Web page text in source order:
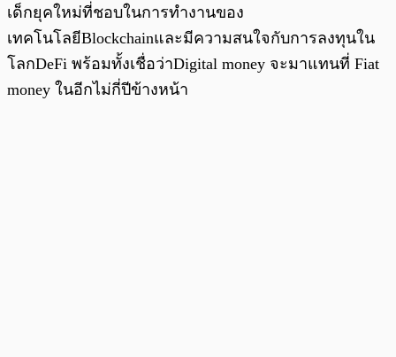
เด็กยุคใหม่ที่ชอบในการทำงานของ
เทคโนโลยีBlockchainและมีความสนใจกับการลงทุนใน
โลกDeFi พร้อมทั้งเชื่อว่าDigital money จะมาแทนที่ Fiat
money ในอีกไม่กี่ปีข้างหน้า